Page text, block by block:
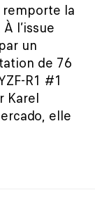
remporte la
l’issue
un
de 76
R1 #1
Karel
elle